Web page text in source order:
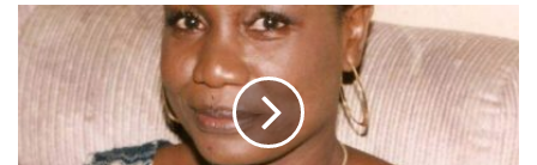
être
des
actrices
CRASH
/